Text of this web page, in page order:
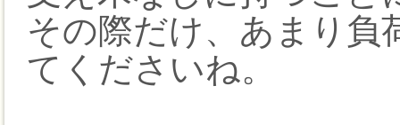
その際だけ、あまり負
てくださいね。